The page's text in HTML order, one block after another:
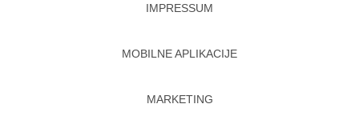
IMPRESSUM
MOBILNE APLIKACIJE
MARKETING